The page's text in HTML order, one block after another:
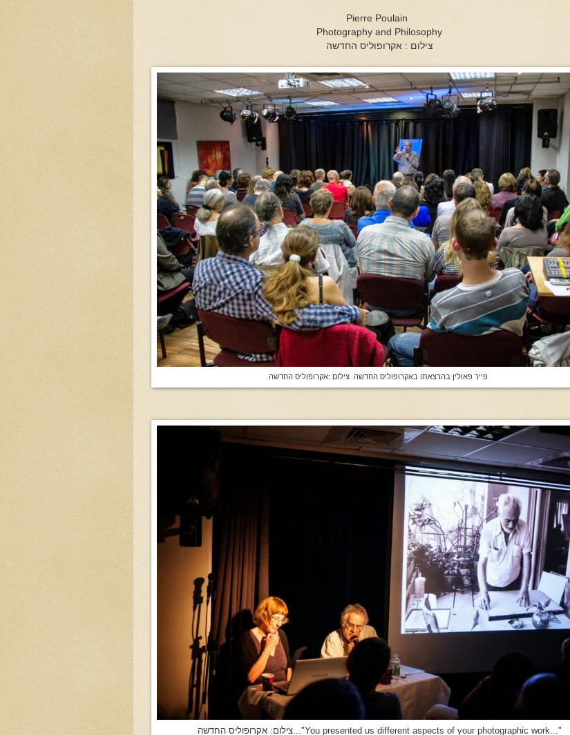
Pierre Poulain
צילום : אקרופוליס החדשה
פייר פאולין בהרצאתו באקרופוליס החדשה צילום :אקרופוליס החדשה
"...You presented us different aspects of your photographic work"... צילום: אקרופוליס החדשה